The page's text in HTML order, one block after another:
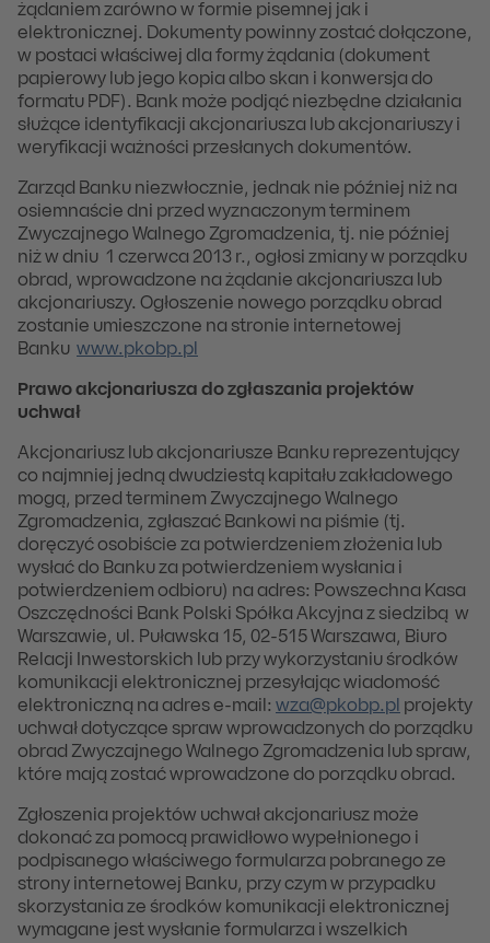
żądaniem zarówno w formie pisemnej jak i
elektronicznej. Dokumenty powinny zostać dołączone,
w postaci właściwej dla formy żądania (dokument
papierowy lub jego kopia albo skan i konwersja do
formatu PDF). Bank może podjąć niezbędne działania
służące identyfikacji akcjonariusza lub akcjonariuszy i
weryfikacji ważności przesłanych dokumentów.
Zarząd Banku niezwłocznie, jednak nie później niż na
osiemnaście dni przed wyznaczonym terminem
Zwyczajnego Walnego Zgromadzenia, tj. nie później
niż w dniu 1 czerwca 2013 r., ogłosi zmiany w porządku
obrad, wprowadzone na żądanie akcjonariusza lub
akcjonariuszy. Ogłoszenie nowego porządku obrad
zostanie umieszczone na stronie internetowej
Banku www.pkobp.pl
Prawo akcjonariusza do zgłaszania projektów
uchwał
Akcjonariusz lub akcjonariusze Banku reprezentujący
co najmniej jedną dwudziestą kapitału zakładowego
mogą, przed terminem Zwyczajnego Walnego
Zgromadzenia, zgłaszać Bankowi na piśmie (tj.
doręczyć osobiście za potwierdzeniem złożenia lub
wysłać do Banku za potwierdzeniem wysłania i
potwierdzeniem odbioru) na adres: Powszechna Kasa
Oszczędności Bank Polski Spółka Akcyjna z siedzibą w
Warszawie, ul. Puławska 15, 02-515 Warszawa, Biuro
Relacji Inwestorskich lub przy wykorzystaniu środków
komunikacji elektronicznej przesyłając wiadomość
elektroniczną na adres e-mail: wza@pkobp.pl
projekty
uchwał dotyczące spraw wprowadzonych do porządku
obrad Zwyczajnego Walnego Zgromadzenia lub spraw,
które mają zostać wprowadzone do porządku obrad.
Zgłoszenia projektów uchwał akcjonariusz może
dokonać za pomocą prawidłowo wypełnionego i
podpisanego właściwego formularza pobranego ze
strony internetowej Banku, przy czym w przypadku
skorzystania ze środków komunikacji elektronicznej
wymagane jest wysłanie formularza i wszelkich